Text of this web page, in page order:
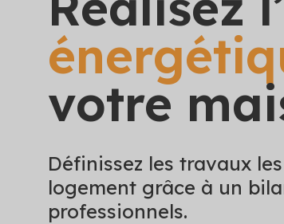
votre
Définissez les travaux
logement grâce à un
professionnels.